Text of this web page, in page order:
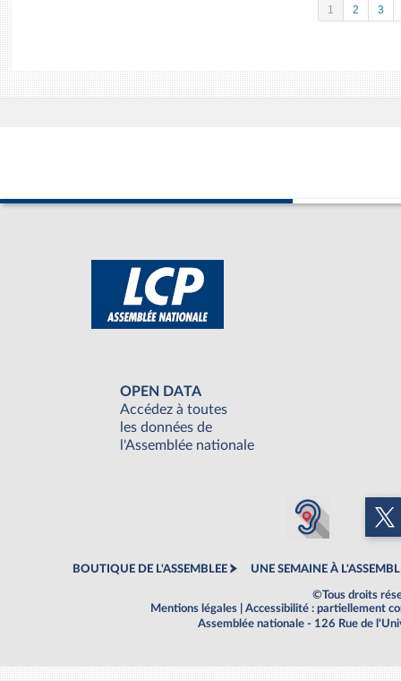
1 2 3
OPEN DATA
Accédez à toutes
les données de
l'Assemblée nationale
BOUTIQUE DE L'ASSEMBLEE UNE SEMAINE À
©Tous droits
Mentions légales
Accessibilité : partiellement
Assemblée nationale - 126 Rue de